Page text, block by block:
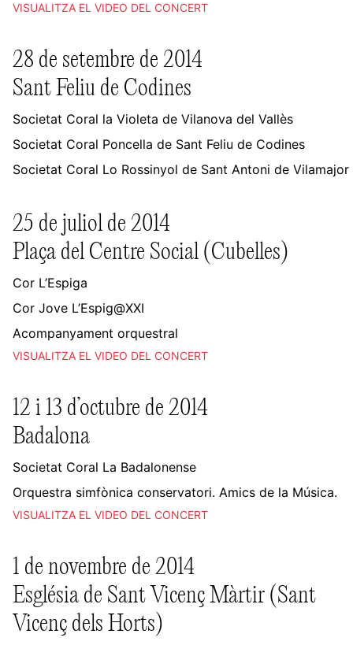
VISUALITZA EL VIDEO DEL CONCERT
28 de setembre de 2014
Sant Feliu de Codines
Societat Coral la Violeta de Vilanova del Vallès
Societat Coral Poncella de Sant Feliu de Codines
Societat Coral Lo Rossinyol de Sant Antoni de Vilamajor
25 de juliol de 2014
Plaça del Centre Social (Cubelles)
Cor L’Espiga
Cor Jove L’Espig@XXI
Acompanyament orquestral
VISUALITZA EL VIDEO DEL CONCERT
12 i 13 d’octubre de 2014
Badalona
Societat Coral La Badalonense
Orquestra simfònica conservatori. Amics de la Música.
VISUALITZA EL VIDEO DEL CONCERT
1 de novembre de 2014
Església de Sant Vicenç Màrtir (Sant
Vicenç dels Horts)